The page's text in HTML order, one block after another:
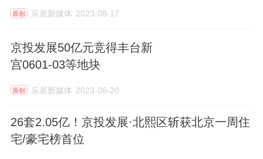
原创 乐居新媒体 2023-08-17
京投发展50亿元竞得丰台新
宫0601-03等地块
原创 乐居新媒体 2023-06-20
26套2.05亿！京投发展·北熙区斩获北京一周住
宅/豪宅榜首位